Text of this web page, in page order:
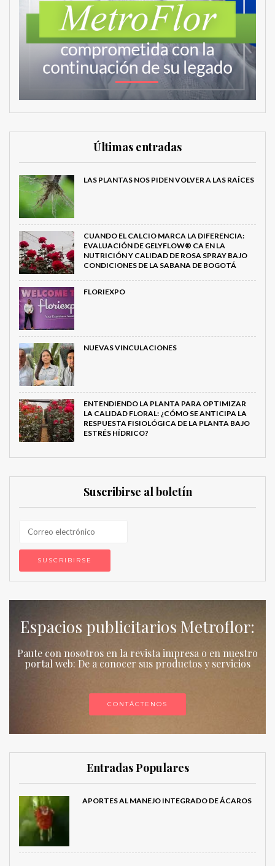
Últimas entradas
LAS PLANTAS NOS PIDEN VOLVER A LAS RAÍCES
CUANDO EL CALCIO MARCA LA DIFERENCIA:
EVALUACIÓN DE GELYFLOW® CA EN LA
NUTRICIÓN Y CALIDAD DE ROSA SPRAY BAJO
CONDICIONES DE LA SABANA DE BOGOTÁ
FLORIEXPO
NUEVAS VINCULACIONES
ENTENDIENDO LA PLANTA PARA OPTIMIZAR
LA CALIDAD FLORAL: ¿CÓMO SE ANTICIPA LA
RESPUESTA FISIOLÓGICA DE LA PLANTA BAJO
ESTRÉS HÍDRICO?
Suscribirse al boletín
Espacios publicitarios Metroflor:
Paute con nosotros en la revista impresa o en nuestro
portal web: De a conocer sus productos y servicios
CONTÁCTENOS
Entradas Populares
APORTES AL MANEJO INTEGRADO DE ÁCAROS